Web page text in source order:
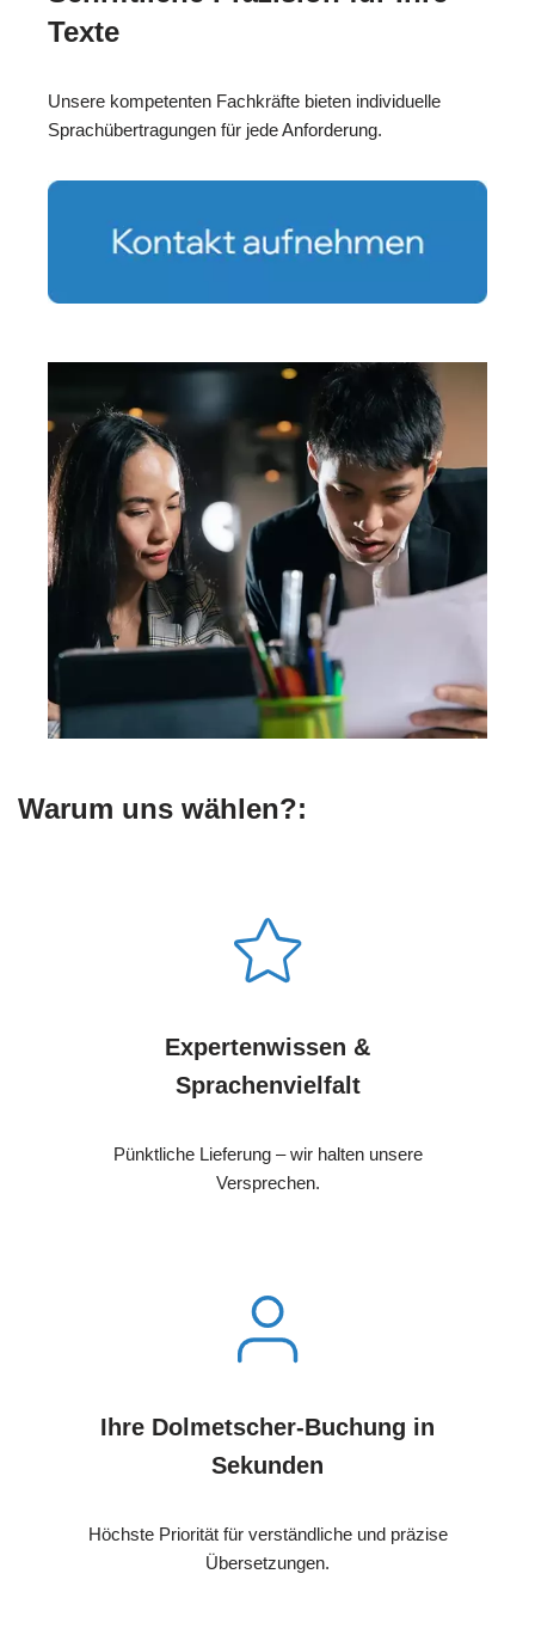
Texte
Unsere kompetenten Fachkräfte bieten individuelle
Sprachübertragungen für jede Anforderung.
Warum uns wählen?:
Expertenwissen &
Sprachenvielfalt
Pünktliche Lieferung – wir halten unsere
Versprechen.
Ihre Dolmetscher-Buchung in
Sekunden
Höchste Priorität für verständliche und präzise
Übersetzungen.